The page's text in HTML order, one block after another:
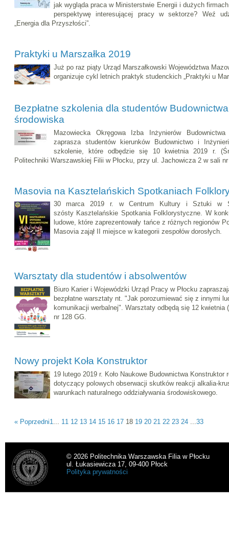
jak wygląda praca w Ministerstwie Energii i dużych
perspektywę interesującej pracy w sektorze? Weź
„Energia dla Przyszłości”.
Praktyki u Marszałka 2019
Już po raz piąty Urząd Marszałkowski Województwa
organizuje cykl letnich praktyk studenckich „Praktyki u
Bezpłatne szkolenia dla studentów
środowiska
Mazowiecka Okręgowa Izba Inżynierów
zaprasza studentów kierunków Budownictwo i
szkolenie, które odbędzie się 10 kwietnia 2019 r.
Politechniki Warszawskiej Filii w Płocku, przy ul. Jachowicza 2 w sali
Masovia na Kasztelańskich Spotkaniach
30 marca 2019 r. w Centrum Kultury i Sztuki w
szósty Kasztelańskie Spotkania Folklorystyczne. W
ludowe, które zaprezentowały tańce z różnych regionów
Masovia zajął II miejsce w kategorii zespołów dorosłych.
Warsztaty dla studentów i absolwentów
Biuro Karier i Wojewódzki Urząd Pracy w Płocku
bezpłatne warsztaty nt. "Jak porozumiewać się z innymi
komunikacji werbalnej". Warsztaty odbędą się 12 kwietnia
nr 128 GG.
Nowy projekt Koła Konstruktor
19 lutego 2019 r. Koło Naukowe Budownictwa Konstruktor
dotyczący polowych obserwacji skutków reakcji alkalia-
warunkach naturalnego oddziaływania środowiskowego.
« Poprzedni1 11 12 13 14 15 16 17 18 19 20 21 22 23 24 33
© 2026 Politechnika Warszawska Filia w Płocku
ul. Łukasiewicza 17, 09-400 Płock
Polityka prywatności